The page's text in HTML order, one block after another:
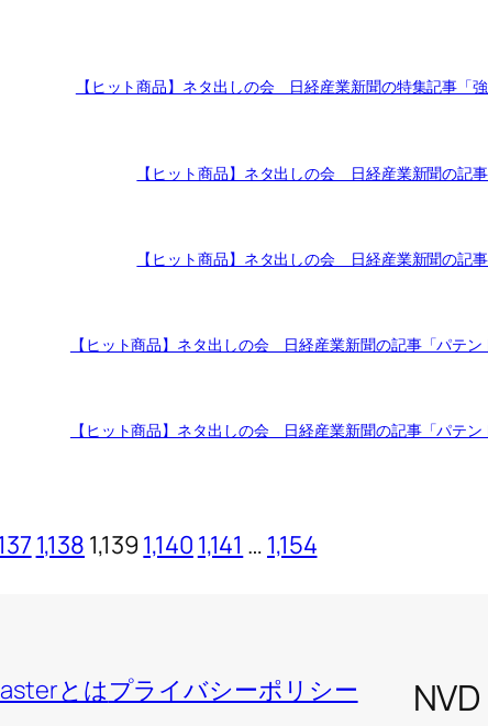
【ヒット商品】ネタ出しの会 日経産業新聞の特集記事「
【ヒット商品】ネタ出しの会 日経産業新聞の記
【ヒット商品】ネタ出しの会 日経産業新聞の記
【ヒット商品】ネタ出しの会 日経産業新聞の記事「パテ
【ヒット商品】ネタ出しの会 日経産業新聞の記事「パテ
1,138 1,1391,140 1,141 … 1,154
とはプライバシーポリシー